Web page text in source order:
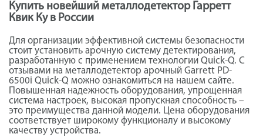
Купить новейший металлодетектор Гарретт
Квик Ку в России
Для организации эффективной системы безопасности
стоит установить арочную систему детектирования,
разработанную с применением технологии Quick-Q. С
отзывами на металлодетектор арочный Garrett PD-
6500i Quick-Q можно ознакомиться на нашем сайте.
Повышенная надежность оборудования, упрощенная
система настроек, высокая пропускная способность –
это преимущества данной модели. Цена оборудования
соответствует широкому функционалу и высокому
качеству устройства.